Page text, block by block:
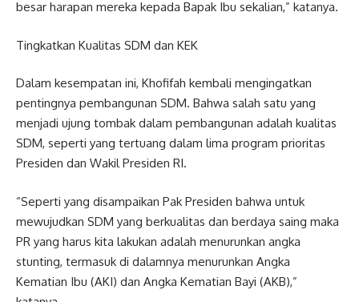
besar harapan mereka kepada Bapak Ibu sekalian,” katanya.
Tingkatkan Kualitas SDM dan KEK
Dalam kesempatan ini, Khofifah kembali mengingatkan
pentingnya pembangunan SDM. Bahwa salah satu yang
menjadi ujung tombak dalam pembangunan adalah kualitas
SDM, seperti yang tertuang dalam lima program prioritas
Presiden dan Wakil Presiden RI.
“Seperti yang disampaikan Pak Presiden bahwa untuk
mewujudkan SDM yang berkualitas dan berdaya saing maka
PR yang harus kita lakukan adalah menurunkan angka
stunting, termasuk di dalamnya menurunkan Angka
Kematian Ibu (AKI) dan Angka Kematian Bayi (AKB),”